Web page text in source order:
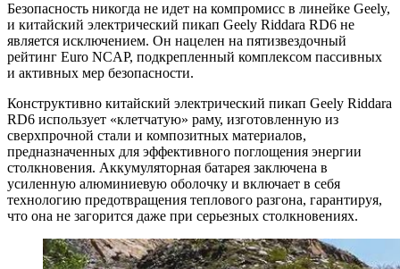
Безопасность никогда не идет на компромисс в линейке Geely,
и китайский электрический пикап Geely Riddara RD6 не
является исключением. Он нацелен на пятизвездочный
рейтинг Euro NCAP, подкрепленный комплексом пассивных
и активных мер безопасности.
Конструктивно китайский электрический пикап Geely Riddara
RD6 использует «клетчатую» раму, изготовленную из
сверхпрочной стали и композитных материалов,
предназначенных для эффективного поглощения энергии
столкновения. Аккумуляторная батарея заключена в
усиленную алюминиевую оболочку и включает в себя
технологию предотвращения теплового разгона, гарантируя,
что она не загорится даже при серьезных столкновениях.